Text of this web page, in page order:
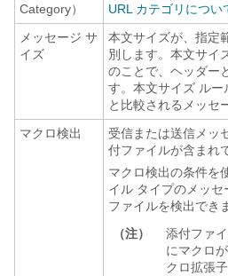
Category）
URL カテゴリについ
メッセージ サ
イズ
本文サイズが、指定
別します。本文サイ
のことで、ヘッダー
す。本文サイズ ルー
と比較されるメッセ
マクロ検出
受信または送信メッ
付ファイルが含まれ
マクロ検出の条件を
イル タイプのメッ
ファイルを検出でき
（注）
添付ファ
にマクロ
クロ拡張